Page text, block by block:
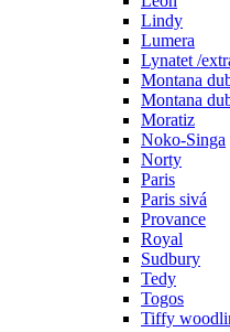
Lindy
Lumera
Lynatet /
Montana
Montana
Moratiz
Noko-Singa
Norty
Paris
Paris sivá
Provance
Royal
Sudbury
Tedy
Togos
Tiffy